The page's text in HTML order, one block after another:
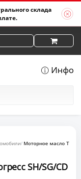
склада
Инфо
Моторное масло
SH/SG/CD